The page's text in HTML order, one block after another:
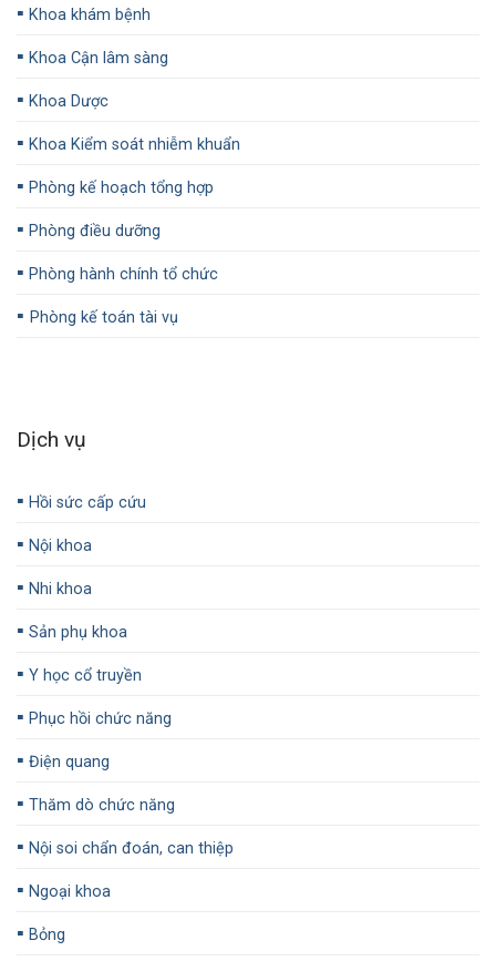
▪️ Khoa khám bệnh
▪️ Khoa Cận lâm sàng
▪️ Khoa Dược
▪️ Khoa Kiểm soát nhiễm khuẩn
▪️ Phòng kế hoạch tổng hợp
▪️ Phòng điều dưỡng
▪️ Phòng hành chính tổ chức
▪️ Phòng kế toán tài vụ
Dịch vụ
▪️ Hồi sức cấp cứu
▪️ Nội khoa
▪️ Nhi khoa
▪️ Sản phụ khoa
▪️ Y học cổ truyền
▪️ Phục hồi chức năng
▪️ Điện quang
▪️ Thăm dò chức năng
▪️ Nội soi chẩn đoán, can thiệp
▪️ Ngoại khoa
▪️ Bỏng